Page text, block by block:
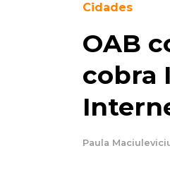
Cidades
OAB
cobra
Paula